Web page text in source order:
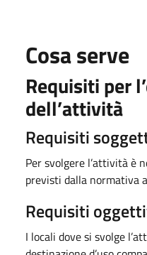
Cosa serve
Requisiti per
dell’attività
Requisiti
Per svolgere l’attività è
previsti dalla normativa
Requisiti
I locali dove si svolge